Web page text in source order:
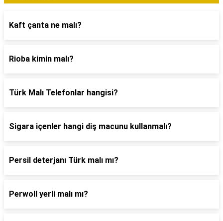
Kaft çanta ne malı?
Rioba kimin malı?
Türk Malı Telefonlar hangisi?
Sigara içenler hangi diş macunu kullanmalı?
Persil deterjanı Türk malı mı?
Perwoll yerli malı mı?